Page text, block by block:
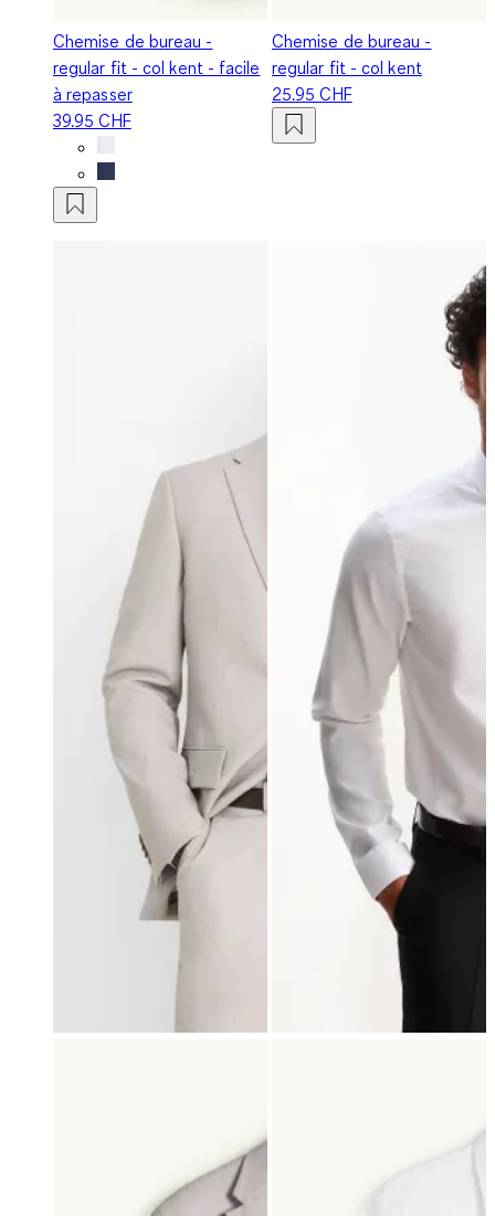
Chemise de bureau -
regular fit - col kent - facile
à repasser
39.95 CHF
Chemise de bureau -
regular fit - col kent
25.95 CHF